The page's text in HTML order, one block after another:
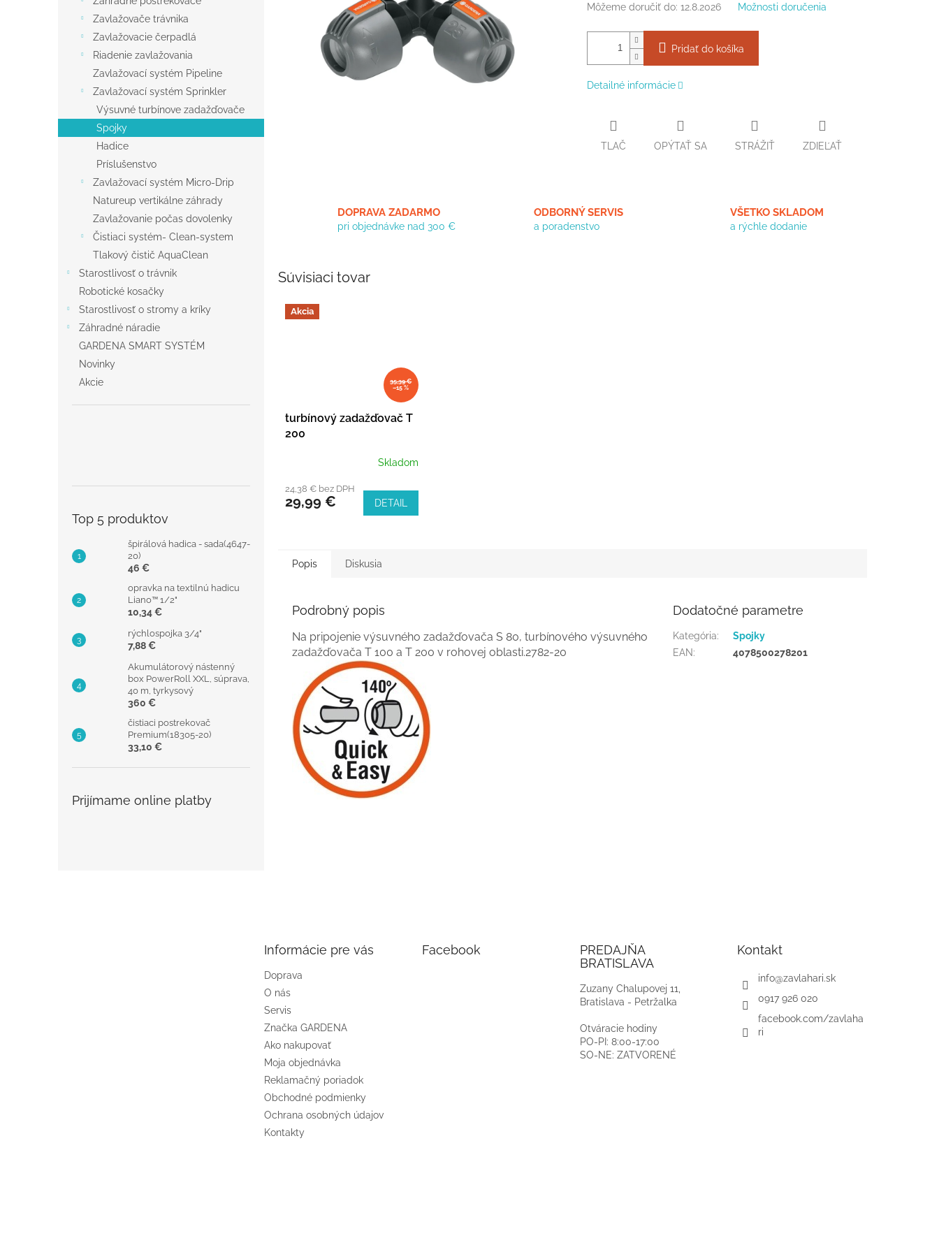
Zavlažovače trávnika
Zavlažovacie čerpadlá
Riadenie zavlažovania
Zavlažovací systém Pipeline
Zavlažovací systém Sprinkler
Výsuvné turbínove zadažďovače
Spojky
Hadice
Príslušenstvo
Zavlažovací systém Micro-Drip
Natureup vertikálne záhrady
Zavlažovanie počas dovolenky
Čistiaci systém- Clean-system
Tlakový čistič AquaClean
Starostlivosť o trávnik
Robotické kosačky
Starostlivosť o stromy a kríky
Záhradné náradie
GARDENA SMART SYSTÉM
Novinky
Akcie
Top 5 produktov
špirálová hadica - sada(4647-
20)
46 €
opravka na textilnú hadicu
Liano™ 1/2"
10,34 €
rýchlospojka 3/4"
7,88 €
Akumulátorový nástenný
box PowerRoll XXL, súprava,
40 m, tyrkysový
360 €
čistiaci postrekovač
Premium(18305-20)
33,10 €
Prijímame online platby
Môžeme doručiť do: 12.8.2026 Možnosti doručenia
Pridať do košíka
Detailné informácie
TLAČ OPÝTAŤ SA STRÁŽIŤ ZDIEĽAŤ
DOPRAVA ZADARMO
pri objednávke nad 300 €
ODBORNÝ SERVIS
a poradenstvo
VŠETKO SKLADOM
a rýchle dodanie
Súvisiaci tovar
Akcia
35,39 €
–15 %
turbínový zadažďovač T
200
Skladom
24,38 € bez DPH
29,99 € DETAIL
Popis Diskusia
Podrobný popis
Na pripojenie výsuvného zadažďovača S 80, turbínového výsuvného
zadažďovača T 100 a T 200 v rohovej oblasti.2782-20
Dodatočné parametre
Kategória:
Spojky
EAN: 4078500278201
Informácie pre vás
Doprava
O nás
Servis
Značka GARDENA
Ako nakupovať
Moja objednávka
Reklamačný poriadok
Obchodné podmienky
Ochrana osobných údajov
Kontakty
Facebook
PREDAJŇA
BRATISLAVA
Zuzany Chalupovej 11,
Bratislava - Petržalka
Otváracie hodiny
PO-PI: 8:00-17:00
SO-NE: ZATVORENÉ
Kontakt
info@zavlahari.sk
0917 926 020
facebook.com/zavlaha
ri